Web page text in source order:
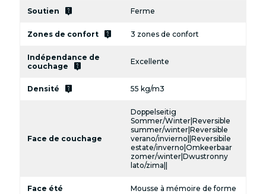
Soutien live_help Ferme
Zones de confort live_help 3 zones de confort
Indépendance de
couchage
live_help Excellente
Densité live_help 55 kg/m3
Face de couchage
Doppelseitig
Sommer/Winter|Reversible
summer/winter|Reversible
verano/invierno||Reversibile
estate/inverno|Omkeerbaar
zomer/winter|Dwustronny
lato/zima||
Face été Mousse à mémoire de forme